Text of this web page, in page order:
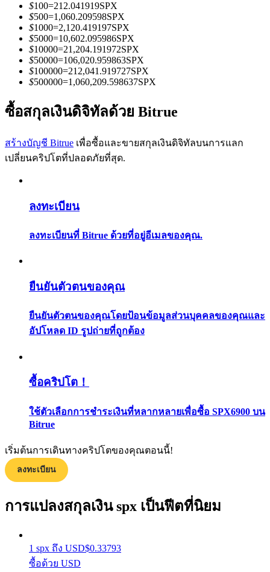
ข้อมูล
การวิเคราะห์ข้อมูลขนาดใหญ่ รวมถึงข้อมูลการค้า ฯลฯ
แนะนำ
กลยุทธ์การซื้อขาย
เรียนรู้วิธีการรักษาผลกำไร
ได้รับ
$100=212.041919SPX
$500=1,060.209598SPX
$1000=2,120.419197SPX
$5000=10,602.095986SPX
$10000=21,204.191972SPX
$50000=106,020.959863SPX
$100000=212,041.919727SPX
$500000=1,060,209.598637SPX
ซื้อสกุลเงินดิจิทัลด้วย Bitrue
สร้างบัญชี Bitrue เพื่อซื้อและขายสกุลเงินดิจิทัลบนการแลก
เปลี่ยนคริปโตที่ปลอดภัยที่สุด.
ลงทะเบียน
ลงทะเบียนที่ Bitrue ด้วยที่อยู่อีเมลของคุณ.
ยืนยันตัวตนของคุณ
ยืนยันตัวตนของคุณโดยป้อนข้อมูลส่วนบุคคลของคุณและ
อัปโหลด ID รูปถ่ายที่ถูกต้อง
ซื้อคริปโต！
ใช้ตัวเลือกการชำระเงินที่หลากหลายเพื่อซื้อ SPX6900 บน
Bitrue
เริ่มต้นการเดินทางคริปโตของคุณตอนนี้!
ลงทะเบียน
การแปลงสกุลเงิน spx เป็นฟีตที่นิยม
1 spx ถึง USD$0.33793
ซื้อด้วย USD